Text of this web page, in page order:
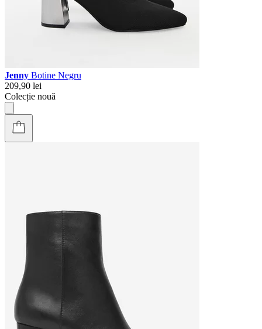
Jenny Botine Negru
209,90 lei
Colecție nouă